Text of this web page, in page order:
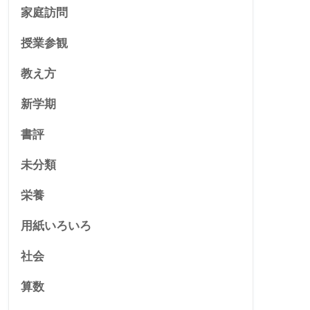
家庭訪問
授業参観
教え方
新学期
書評
未分類
栄養
用紙いろいろ
社会
算数